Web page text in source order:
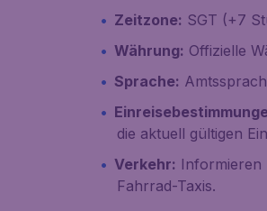
Zeitzone: SGT (+7
Währung: Offizielle
Sprache:
die aktuell gültigen
Verkehr: Informieren
Fahrrad-Taxis.